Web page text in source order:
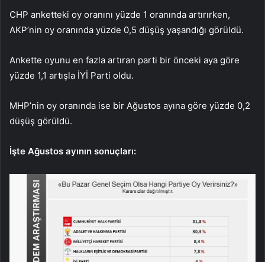
CHP anketteki oy oranını yüzde 1 oranında artırırken,
AKP’nin oy oranında yüzde 0,5 düşüş yaşandığı görüldü.
Ankette oyunu en fazla artıran parti bir önceki aya göre
yüzde 1,1 artışla İYİ Parti oldu.
MHP’nin oy oranında ise bir Ağustos ayına göre yüzde 0,2
düşüş görüldü.
İşte Ağustos ayının sonuçları: